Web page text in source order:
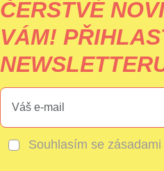
ČERSTVÉ
VÁM!
Souhlasím se